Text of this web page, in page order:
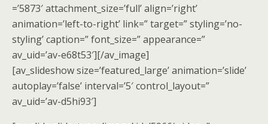
=’5873′ attachment_size=’full’ align=’right’
animation=’left-to-right’ link=” target=” styling=’no-
styling’ caption=” font_size=” appearance=”
av_uid=’av-e68t53′][/av_image]
[av_slideshow size=’featured_large’ animation=’slide’
autoplay=’false’ interval=’5′ control_layout=”
av_uid=’av-d5hi93′]